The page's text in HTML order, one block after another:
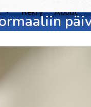
Rekry About